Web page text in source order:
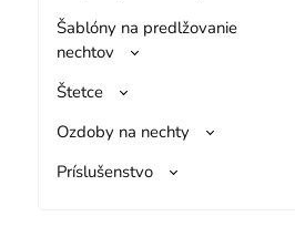
Šablóny na predlžovanie
nechtov
Štetce
Ozdoby na nechty
Príslušenstvo